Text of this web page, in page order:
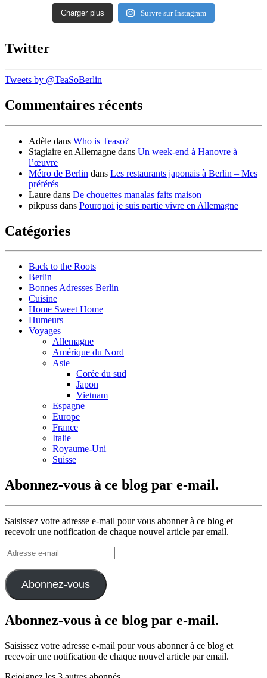
Charger plus Suivre sur Instagram
Twitter
Tweets by @TeaSoBerlin
Commentaires récents
Adèle dans Who is Teaso?
Stagiaire en Allemagne dans Un week-end à Hanovre à
l’œuvre
Métro de Berlin dans Les restaurants japonais à Berlin – Mes
préférés
Laure dans De chouettes manalas faits maison
pikpuss dans Pourquoi je suis partie vivre en Allemagne
Catégories
Back to the Roots
Berlin
Bonnes Adresses Berlin
Cuisine
Home Sweet Home
Humeurs
Voyages
Allemagne
Amérique du Nord
Asie
Corée du sud
Japon
Vietnam
Espagne
Europe
France
Italie
Royaume-Uni
Suisse
Abonnez-vous à ce blog par e-mail.
Saisissez votre adresse e-mail pour vous abonner à ce blog et
recevoir une notification de chaque nouvel article par email.
Adresse
e-
mail
Abonnez-vous
Abonnez-vous à ce blog par e-mail.
Saisissez votre adresse e-mail pour vous abonner à ce blog et
recevoir une notification de chaque nouvel article par email.